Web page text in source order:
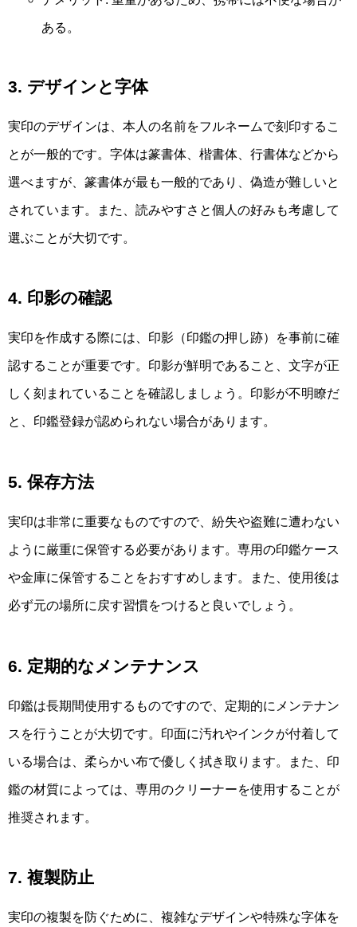
ある。
3. デザインと字体
実印のデザインは、本人の名前をフルネームで刻印するこ
とが一般的です。字体は篆書体、楷書体、行書体などから
選べますが、篆書体が最も一般的であり、偽造が難しいと
されています。また、読みやすさと個人の好みも考慮して
選ぶことが大切です。
4. 印影の確認
実印を作成する際には、印影（印鑑の押し跡）を事前に確
認することが重要です。印影が鮮明であること、文字が正
しく刻まれていることを確認しましょう。印影が不明瞭だ
と、印鑑登録が認められない場合があります。
5. 保存方法
実印は非常に重要なものですので、紛失や盗難に遭わない
ように厳重に保管する必要があります。専用の印鑑ケース
や金庫に保管することをおすすめします。また、使用後は
必ず元の場所に戻す習慣をつけると良いでしょう。
6. 定期的なメンテナンス
印鑑は長期間使用するものですので、定期的にメンテナン
スを行うことが大切です。印面に汚れやインクが付着して
いる場合は、柔らかい布で優しく拭き取ります。また、印
鑑の材質によっては、専用のクリーナーを使用することが
推奨されます。
7. 複製防止
実印の複製を防ぐために、複雑なデザインや特殊な字体を